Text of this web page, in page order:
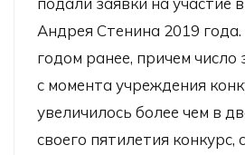
Андрея Стенина 2019
годом ранее, причем число
с момента учреждения
увеличилось более чем в
своего пятилетия конкурс,